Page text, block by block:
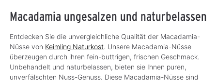
Macadamia ungesalzen und naturbelassen
Entdecken Sie die unvergleichliche Qualität der Macadamia-
Nüsse von Keimling Naturkost. Unsere Macadamia-Nüsse
überzeugen durch ihren fein-buttrigen, frischen Geschmack.
Unbehandelt und naturbelassen, bieten sie Ihnen puren,
unverfälschten Nuss-Genuss. Diese Macadamia-Nüsse sind